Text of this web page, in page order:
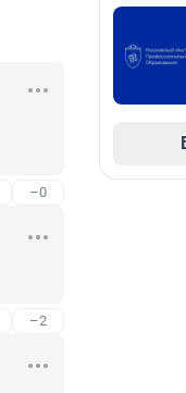
–0
–2